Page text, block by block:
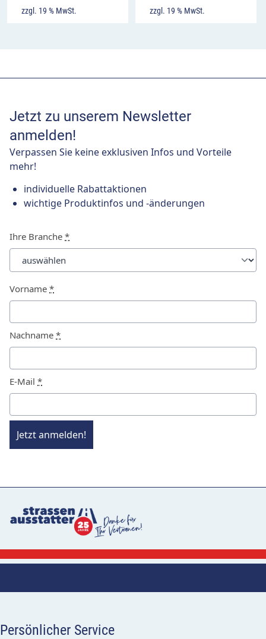
zzgl. 19 % MwSt. zzgl. 19 % MwSt.
Jetzt zu unserem Newsletter
anmelden!
Verpassen Sie keine exklusiven Infos und Vorteile
mehr!
individuelle Rabattaktionen
wichtige Produktinfos und -änderungen
Ihre Branche *
Vorname *
Nachname *
E-Mail *
Jetzt anmelden!
Persönlicher Service